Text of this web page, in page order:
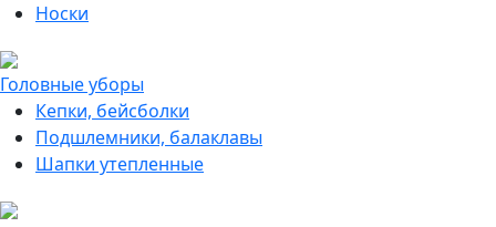
Носки
Головные уборы
Кепки, бейсболки
Подшлемники, балаклавы
Шапки утепленные